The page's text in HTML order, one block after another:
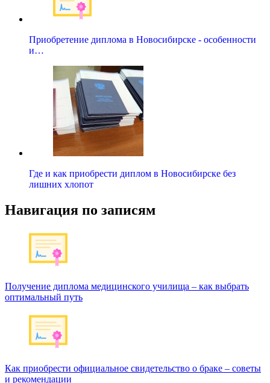
Приобретение диплома в Новосибирске - особенности
и…
Где и как приобрести диплом в Новосибирске без
лишних хлопот
Навигация по записям
Получение диплома медицинского училища – как выбрать
оптимальный путь
Как приобрести официальное свидетельство о браке – советы
и рекомендации